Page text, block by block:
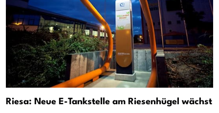
Riesa: Neue E-Tankstelle am Riesenhügel wächst